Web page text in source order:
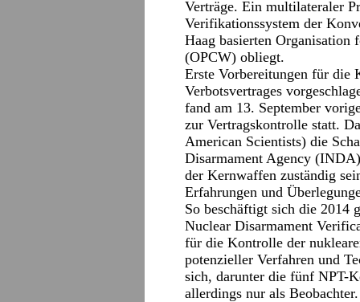
Verträge. Ein multilateraler
Verifikationssystem der
Haag basierten
(OPCW) obliegt.
Erste Vorbereitungen für die
Verbotsvertrages
fand am 13. September
zur Vertragskontrolle statt.
American Scientists) die
Disarmament Agency
der Kernwaffen zuständig
Erfahrungen und
So beschäftigt sich die 2014
Nuclear Disarmament
für die Kontrolle der
potenzieller Verfahren und
sich, darunter die fünf NPT-
allerdings nur als Beobachter.